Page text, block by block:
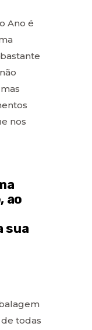
Ano é
nos
ao
sua
todas